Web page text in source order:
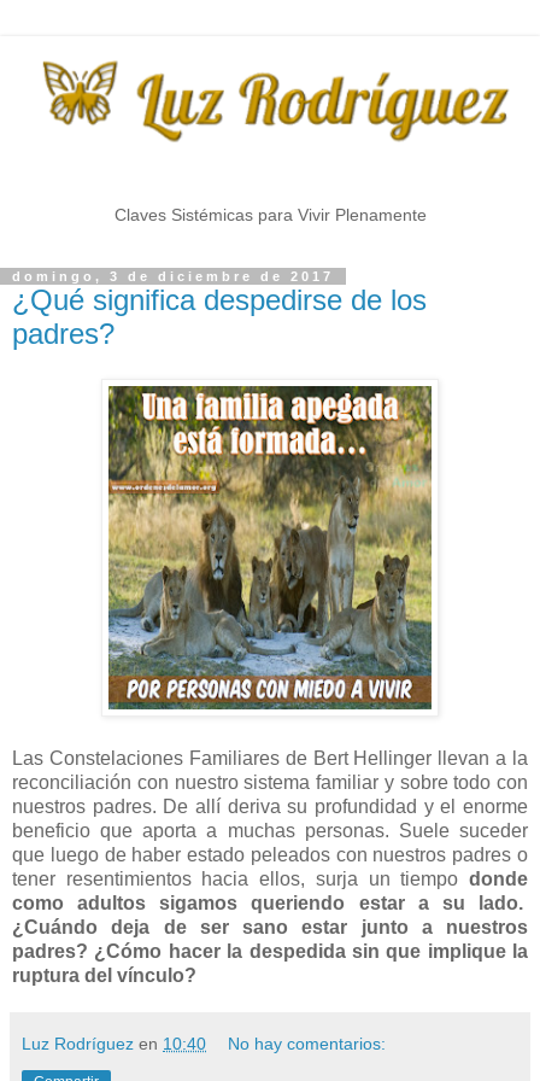
Claves Sistémicas para Vivir Plenamente
domingo, 3 de diciembre de 2017
¿Qué significa despedirse de los
padres?
Las Constelaciones Familiares de Bert Hellinger llevan a la
reconciliación con nuestro sistema familiar y sobre todo con
nuestros padres. De allí deriva su profundidad y el enorme
beneficio que aporta a muchas personas. Suele suceder
que luego de haber estado peleados con nuestros padres o
tener resentimientos hacia ellos, surja un tiempo donde
como adultos sigamos queriendo estar a su lado.
¿Cuándo deja de ser sano estar junto a nuestros
padres? ¿Cómo hacer la despedida sin que implique la
ruptura del vínculo?
Luz Rodríguez en 10:40 No hay comentarios: